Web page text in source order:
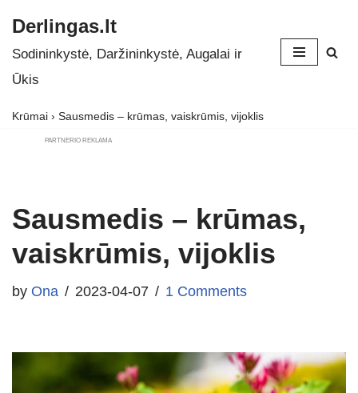
Skip
to
Derlingas.lt
Sodininkystė, Daržininkystė, Augalai ir
Ūkis
Krūmai › Sausmedis – krūmas, vaiskrūmis, vijoklis
PARTNERIO REKLAMA
Sausmedis – krūmas,
vaiskrūmis, vijoklis
by Ona 2023-04-07 1 Comments